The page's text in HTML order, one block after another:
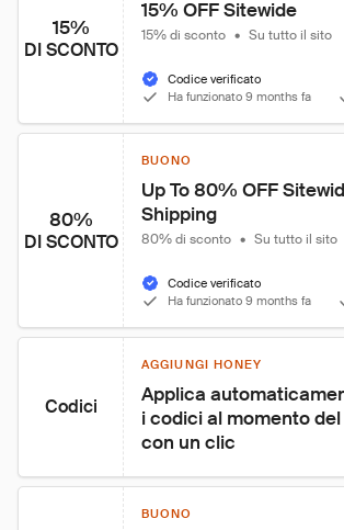
15%
DI SCONTO
15% OFF Sitewide
15% di sconto • Su tutto il sito
Codice verificato
Ha funzionato 9 months fa
80%
DI SCONTO
BUONO
Up To 80% OFF
Shipping
80% di sconto • Su tutto il sito
Codice verificato
Ha funzionato 9 months fa
Codici
AGGIUNGI HONEY
Applica
i codici al momento
con un clic
BUONO